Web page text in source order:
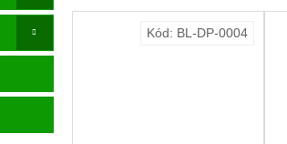
Kód: BL-DP-0004